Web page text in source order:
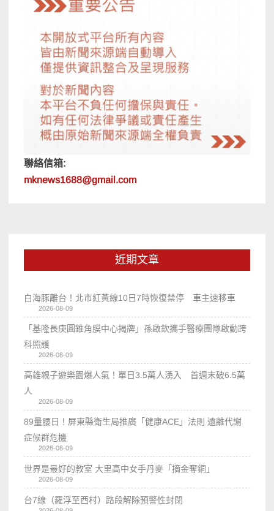
聯絡信箱:
mknews1688@gmail.com
近期文章
白海豚離台！北市紅黃線10日7時恢復禁停 車主速移車
2026-08-09
「基隆長庚圓錐角膜中心揭牌」孫啟欽攜手醫療團隊啟動跨
科照護
2026-08-09
高雄親子遊樂園爆人氣！單日3.5萬人湧入 首週末破6.5萬
人
2026-08-09
89量腰日！屏東縣衛生局推廣「健康ACE」法則 遠離代謝
症候群危機
2026-08-09
世界是最好的教室 大里高中女手丹麥「摘金奪銅」
2026-08-09
台7線（羅浮至西村）路段解除預警性封閉